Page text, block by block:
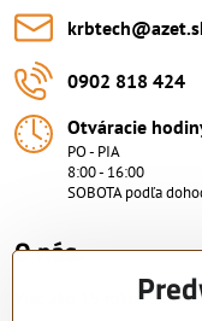
0902 818 424
Otváracie
PO - PIA
8:00 - 16:00
SOBOTA podľa
O nás.
Viac ako 15 rokov